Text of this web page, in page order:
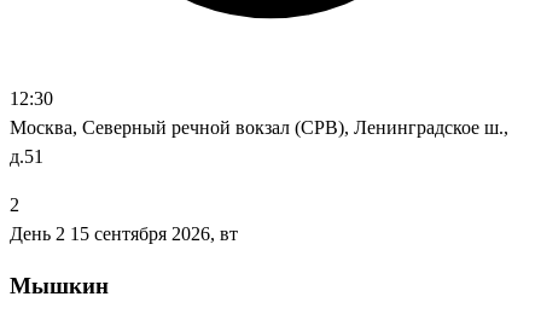
12:30
Москва, Северный речной вокзал (СРВ), Ленинградское ш.,
д.51
2
День 2 15 сентября 2026, вт
Мышкин